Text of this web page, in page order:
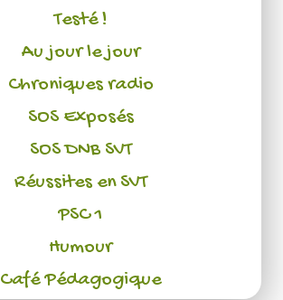
Testé !
Au jour le jour
Chroniques radio
SOS Exposés
SOS DNB SVT
Réussites en SVT
PSC 1
Humour
Café Pédagogique